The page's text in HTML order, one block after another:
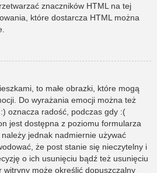
znaczników HTML na tej
które dostarcza HTML można
to małe obrazki, które mogą
Do wyrażania emocji można też
oznacza radość, podczas gdy :(
jest dostępna z poziomu formularza
jednak nadmiernie używać
że post stanie się nieczytelny i
o ich usunięciu bądź też usunięciu
witryny może określić dopuszczalny